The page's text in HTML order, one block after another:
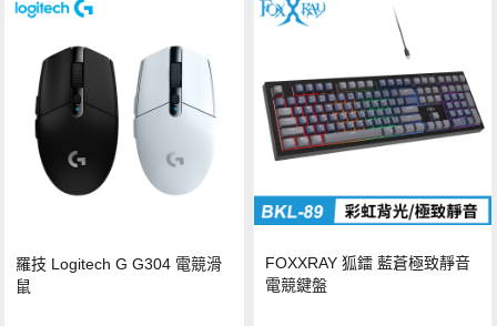
羅技 Logitech G G304 電競滑
鼠
FOXXRAY 狐鐳 藍蒼極致靜音
電競鍵盤